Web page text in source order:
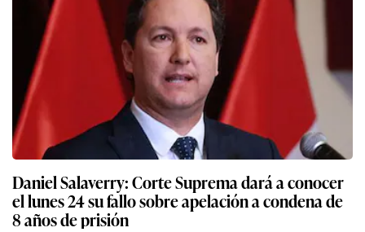
Daniel Salaverry: Corte Suprema dará a conocer
el lunes 24 su fallo sobre apelación a condena de
8 años de prisión